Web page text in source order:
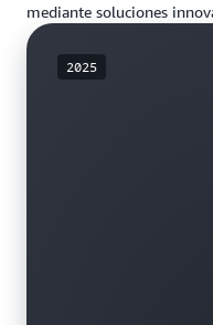
mediante soluciones
2025